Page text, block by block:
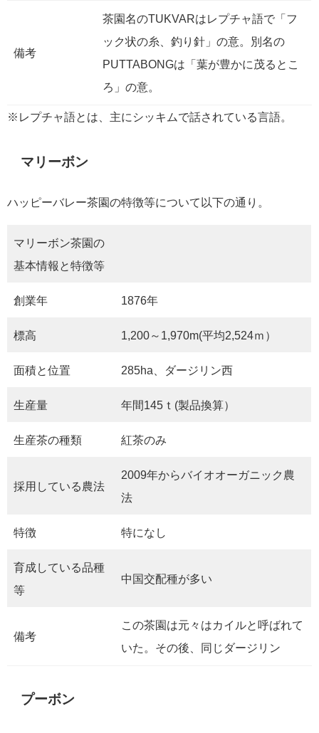
備考
茶園名のTUKVARはレプチャ語で「フ
ック状の糸、釣り針」の意。別名の
PUTTABONGは「葉が豊かに茂るとこ
ろ」の意。
※レプチャ語とは、主にシッキムで話されている言語。
マリーボン
ハッピーバレー茶園の特徴等について以下の通り。
マリーボン茶園の
基本情報と特徴等
創業年 1876年
標高 1,200～1,970m(平均2,524ｍ）
面積と位置 285ha、ダージリン西
生産量 年間145ｔ(製品換算）
生産茶の種類 紅茶のみ
採用している農法
2009年からバイオオーガニック農
法
特徴 特になし
育成している品種
等
中国交配種が多い
備考
この茶園は元々はカイルと呼ばれて
いた。その後、同じダージリン
プーボン